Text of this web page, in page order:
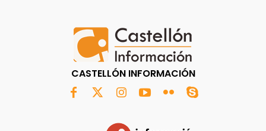
CASTELLÓN INFORMACIÓN